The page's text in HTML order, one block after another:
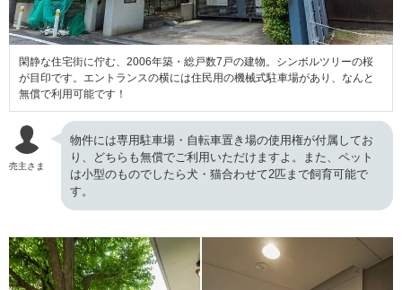
閑静な住宅街に佇む、2006年築・総戸数7戸の建物。シンボルツリーの桜
が目印です。エントランスの横には住民用の機械式駐車場があり、なんと
無償で利用可能です！
売主さま
物件には専用駐車場・自転車置き場の使用権が付属してお
り、どちらも無償でご利用いただけますよ。また、ペット
は小型のものでしたら犬・猫合わせて2匹まで飼育可能で
す。